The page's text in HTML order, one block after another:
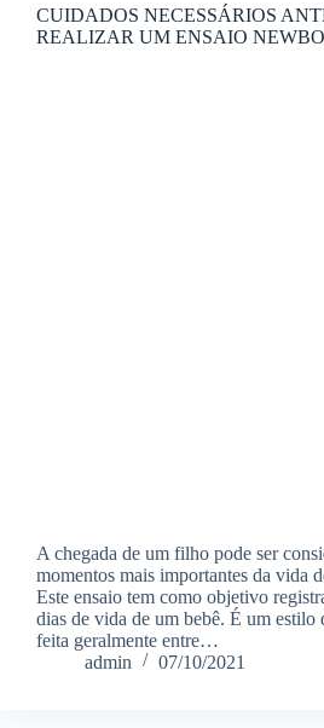
CUIDADOS NECESSÁRIOS
REALIZAR UM ENSAIO
A chegada de um filho pode ser
momentos mais importantes da vida
Este ensaio tem como objetivo
dias de vida de um bebê. É um estilo
feita geralmente entre…
admin
07/10/2021